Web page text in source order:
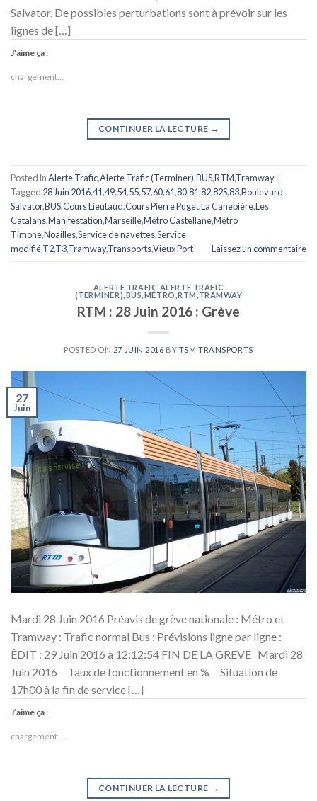
Salvator. De possibles perturbations sont à prévoir sur les
lignes de […]
J’aime ça :
chargement…
CONTINUER LA LECTURE →
Posted inAlerte Trafic,Alerte Trafic (Terminer),BUS,RTM,Tramway |
Tagged 28 Juin 2016,41,49,54,55,57,60,61,80,81,82,82S,83,Boulevard
Salvator,BUS,Cours Lieutaud,Cours Pierre Puget,La Canebière,Les
Catalans,Manifestation,Marseille,Métro Castellane,Métro
Timone,Noailles,Service de navettes,Service
modifié,T2,T3,Tramway,Transports,Vieux Port Laissez un commentaire
ALERTE TRAFIC ALERTE TRAFIC
(TERMINER) BUS MÉTRO ,RTM TRAMWAY
RTM : 28 Juin 2016 : Grève
POSTED ON 27 JUIN 2016 BY TSM TRANSPORTS
27
Juin
Mardi 28 Juin 2016 Préavis de grève nationale : Métro et
Tramway : Trafic normal Bus : Prévisions ligne par ligne :
ÉDIT : 29 Juin 2016 à 12:12:54 FIN DE LA GREVE Mardi 28
Juin 2016 Taux de fonctionnement en % Situation de
17h00 à la fin de service […]
J’aime ça :
chargement…
CONTINUER LA LECTURE →